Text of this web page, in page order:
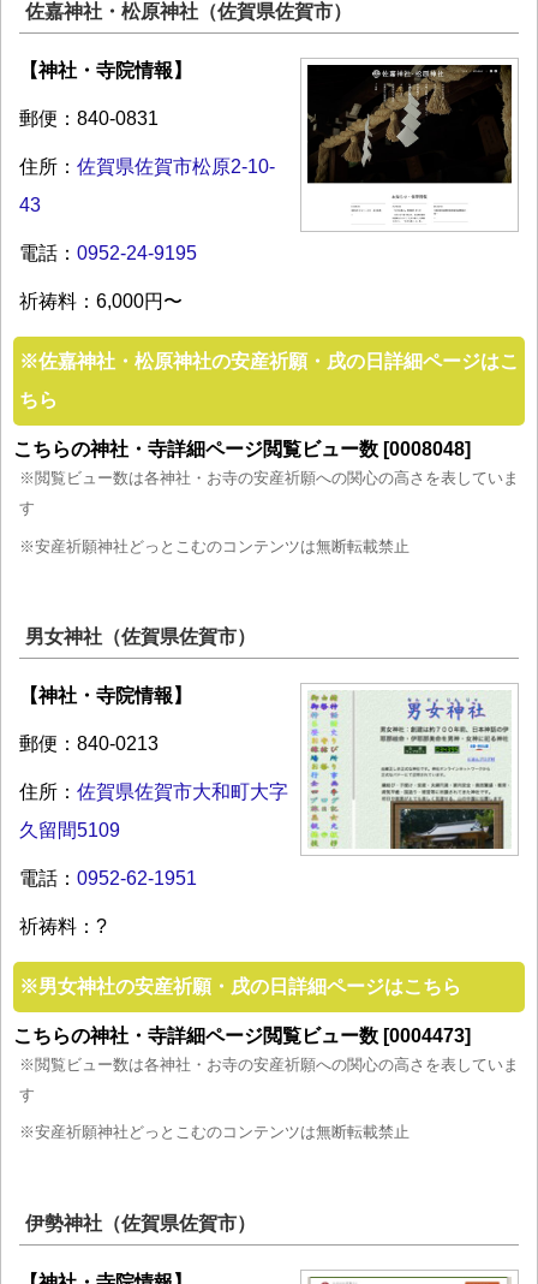
佐嘉神社・松原神社（佐賀県佐賀市）
【神社・寺院情報】
郵便：840-0831
住所： 佐賀県佐賀市松原2-10-
43
電話： 0952-24-9195
祈祷料：6,000円〜
※佐嘉神社・松原神社の安産祈願・戌の日詳細ページはこ
ちら
こちらの神社・寺詳細ページ閲覧ビュー数 [0008048]
※閲覧ビュー数は各神社・お寺の安産祈願への関心の高さを表していま
す
※安産祈願神社どっとこむのコンテンツは無断転載禁止
男女神社（佐賀県佐賀市）
【神社・寺院情報】
郵便：840-0213
住所： 佐賀県佐賀市大和町大字
久留間5109
電話： 0952-62-1951
祈祷料：?
※男女神社の安産祈願・戌の日詳細ページはこちら
こちらの神社・寺詳細ページ閲覧ビュー数 [0004473]
※閲覧ビュー数は各神社・お寺の安産祈願への関心の高さを表していま
す
※安産祈願神社どっとこむのコンテンツは無断転載禁止
伊勢神社（佐賀県佐賀市）